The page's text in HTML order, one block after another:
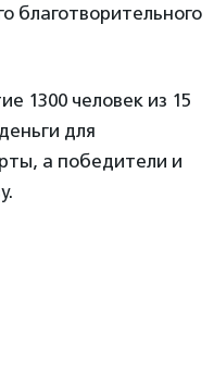
благотворительного
1300 человек из 15
для
а победители и